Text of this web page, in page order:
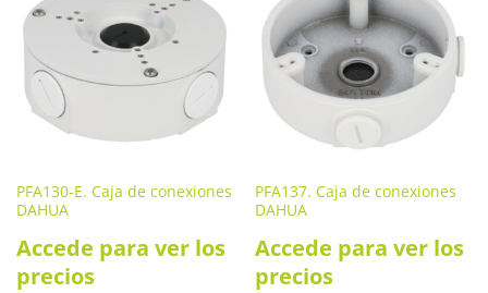
PFA130-E. Caja de conexiones
DAHUA
Accede para ver los
precios
PFA137. Caja de conexiones
DAHUA
Accede para ver los
precios